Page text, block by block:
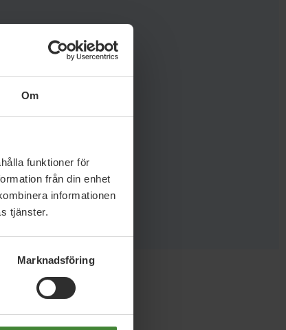
Om
funktioner för
från din enhet
informationen
tjänster.
Marknadsföring